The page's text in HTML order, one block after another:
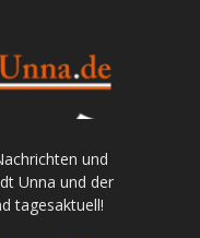
und
Unna und der
tagesaktuell!